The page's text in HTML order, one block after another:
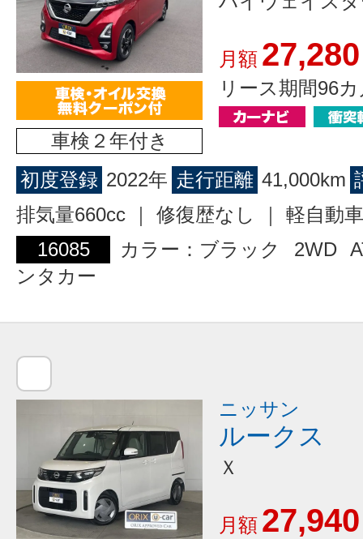
車検２年付き
月額 27,280
リース期間96
初度登録 2022年 走行距離 41,000km
排気量660cc ｜ 修復歴なし ｜ 軽自動車
16085
カラー：ブラック 2WD
ンタカー
ニッサン
ルークス
Ｘ
月額 27,940